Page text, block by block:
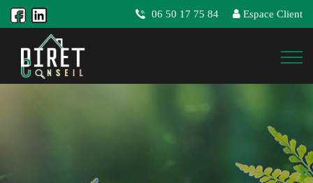
06 50 17 75 84 Espace Client